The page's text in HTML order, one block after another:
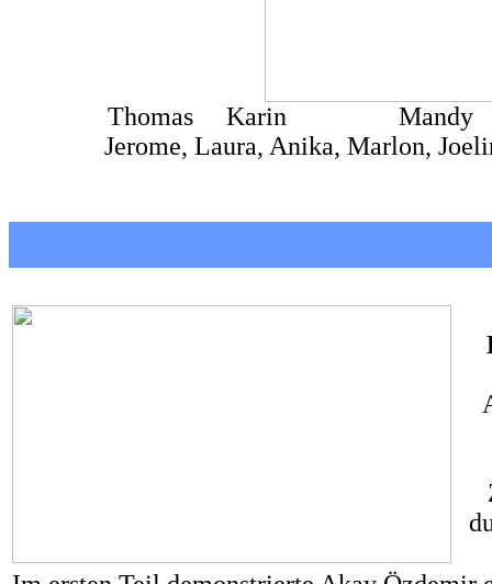
Thomas
Jerome, Laura, Anika, Marlon,